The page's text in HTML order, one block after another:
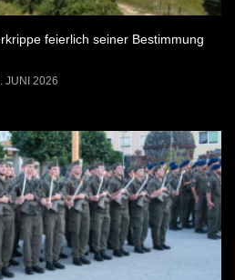
feierlich seiner Bestimmung
JUNI 2026